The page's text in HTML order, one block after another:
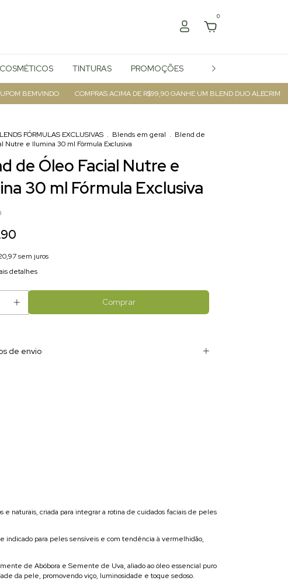
0
COSMÉTICOS TINTURAS PROMOÇÕES REVENDA
COMPRAS ACIMA DE R$99,90 GANHE UM BLEND DUO ALECRIM
FÓRMULAS EXCLUSIVAS . Blends em geral . Blend de
Nutre e Ilumina 30 ml Fórmula Exclusiva
de Óleo Facial Nutre e
30 ml Fórmula Exclusiva
sem juros
detalhes
de envio
naturais, criada para integrar a rotina de cuidados faciais de peles
indicado para peles sensíveis e com tendência à vermelhidão,
de Abóbora e Semente de Uva, aliado ao óleo essencial puro
da pele, promovendo viço, luminosidade e toque sedoso.